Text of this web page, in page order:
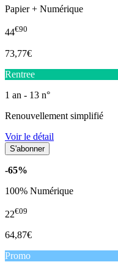
Papier + Numérique
44€90
73,77€
Rentree
1 an - 13 n°
Renouvellement simplifié
Voir le détail
-65%
100% Numérique
22€09
64,87€
Promo